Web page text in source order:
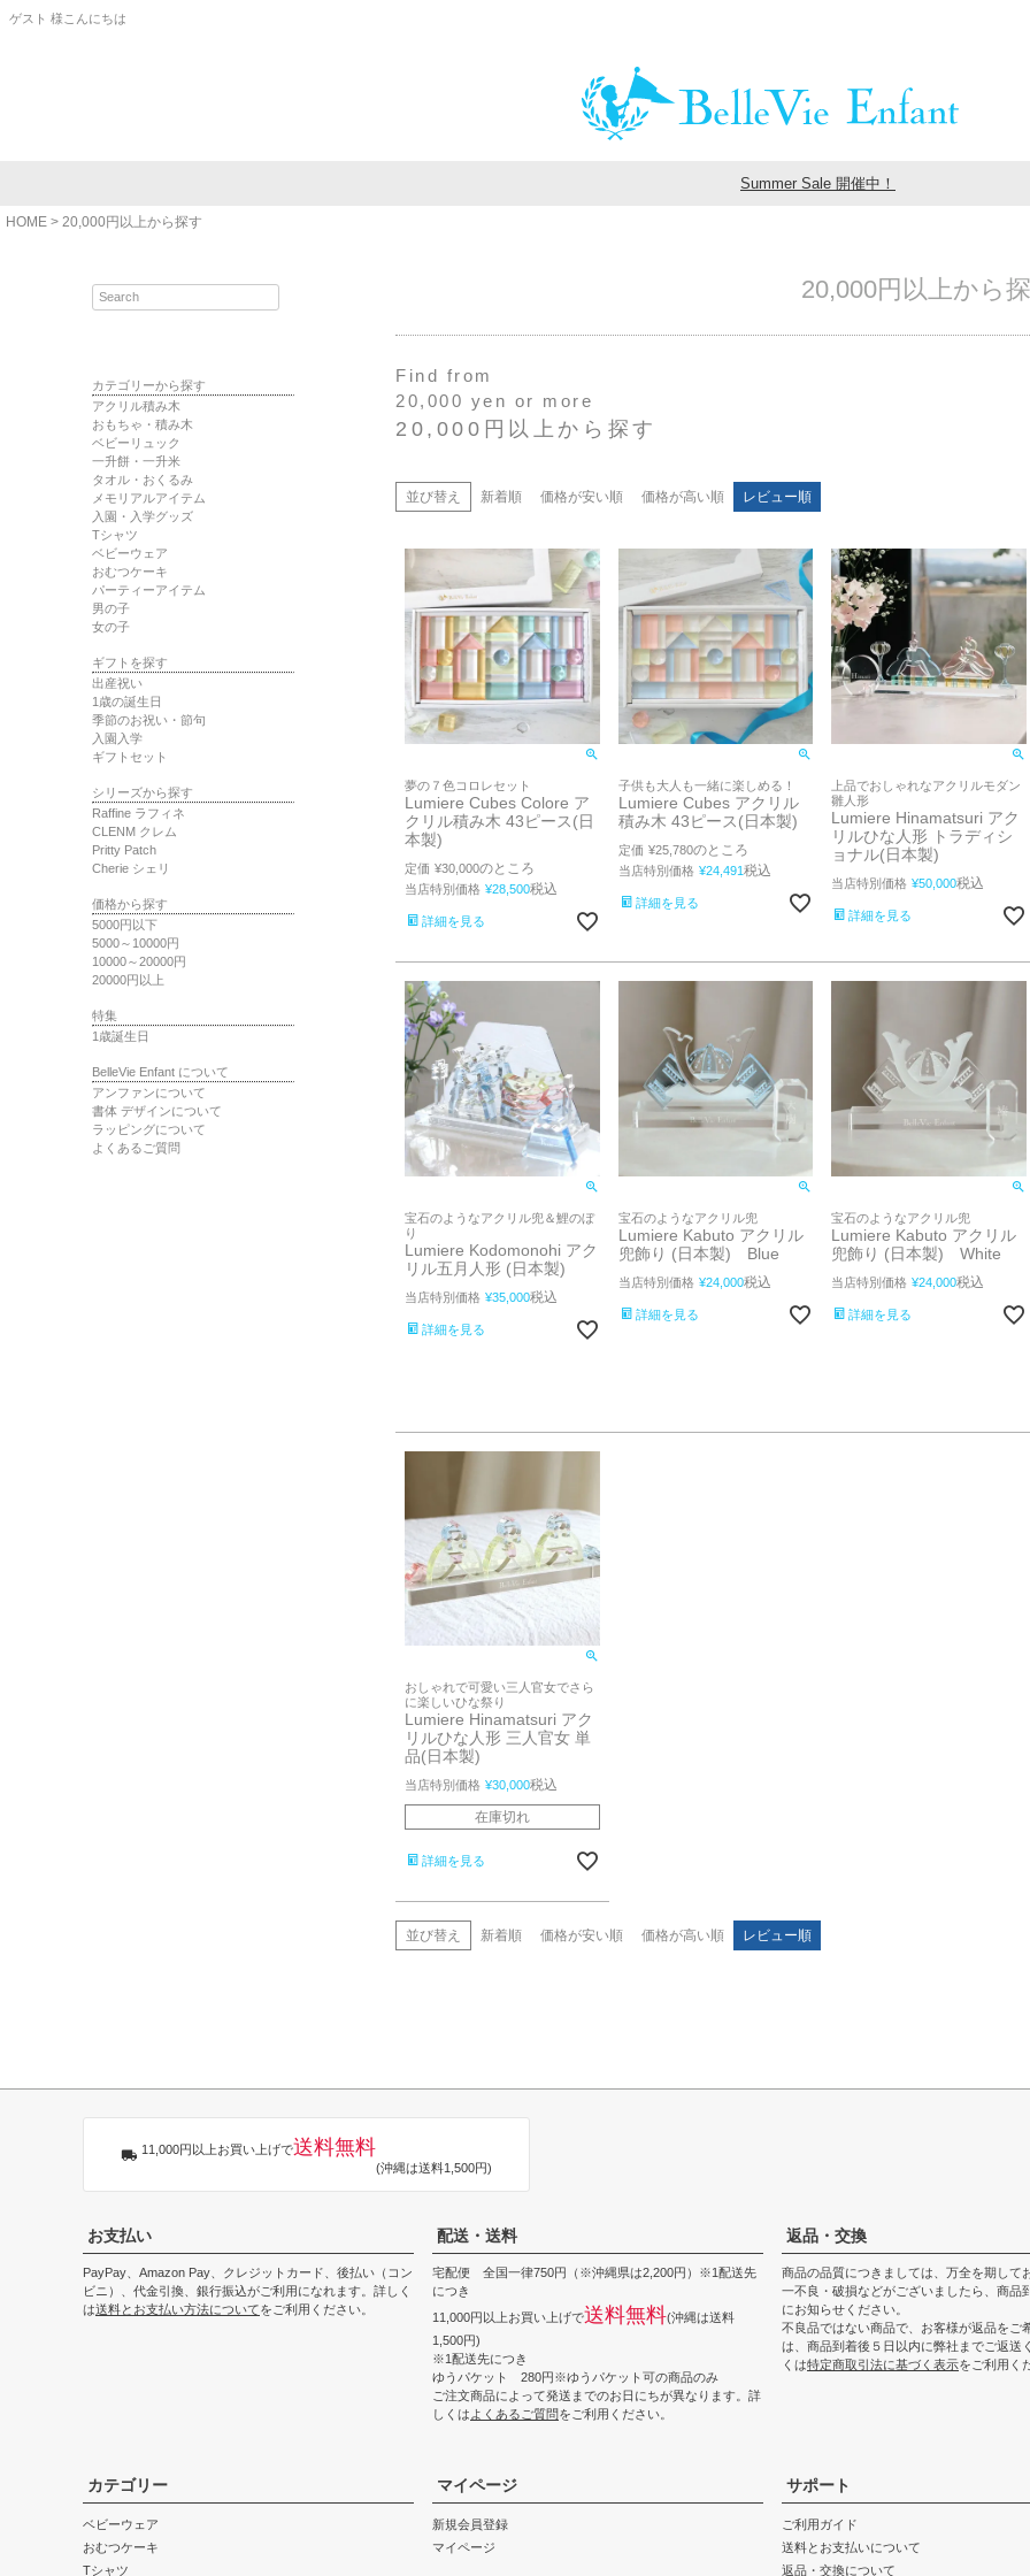
ゲスト 様こんにちは
Summer Sale 開催中！
HOME 20,000円以上から探す
カテゴリーから探す
アクリル積み木
おもちゃ・積み木
ベビーリュック
一升餅・一升米
タオル・おくるみ
メモリアルアイテム
入園・入学グッズ
Tシャツ
ベビーウェア
おむつケーキ
パーティーアイテム
男の子
女の子
ギフトを探す
出産祝い
1歳の誕生日
季節のお祝い・節句
入園入学
ギフトセット
シリーズから探す
Raffine ラフィネ
CLENM クレム
Pritty Patch
Cherie シェリ
価格から探す
5000円以下
5000～10000円
10000～20000円
20000円以上
特集
1歳誕生日
BelleVie Enfant について
アンファンについて
書体 デザインについて
ラッピングについて
よくあるご質問
20,000円以上から
Find from
20,000 yen or more
20,000円以上から探す
並び替え 新着順 価格が安い順 価格が高い順 レビュー順
夢の７色コロレセット
Lumiere Cubes Colore ア
クリル積み木 43ピース(日
本製)
定価 ¥30,000のところ
当店特別価格 ¥28,500税込
詳細を見る
子供も大人も一緒に楽しめる！
Lumiere Cubes アクリル
積み木 43ピース(日本製)
定価 ¥25,780のところ
当店特別価格 ¥24,491税込
詳細を見る
上品でおしゃれなアクリルモダン
雛人形
Lumiere Hinamatsuri アク
リルひな人形 トラディシ
ョナル(日本製)
当店特別価格 ¥50,000税込
詳細を見る
宝石のようなアクリル兜＆鯉のぼ
り
Lumiere Kodomonohi アク
リル五月人形 (日本製)
当店特別価格 ¥35,000税込
詳細を見る
宝石のようなアクリル兜
Lumiere Kabuto アクリル
兜飾り (日本製) Blue
当店特別価格 ¥24,000税込
詳細を見る
宝石のようなアクリル兜
Lumiere Kabuto アクリル
兜飾り (日本製) White
当店特別価格 ¥24,000税込
詳細を見る
おしゃれで可愛い三人官女でさら
に楽しいひな祭り
Lumiere Hinamatsuri アク
リルひな人形 三人官女 単
品(日本製)
当店特別価格 ¥30,000税込
在庫切れ
詳細を見る
並び替え 新着順 価格が安い順 価格が高い順 レビュー順
11,000円以上お買い上げで送料無料
(沖縄は送料1,500円)
お支払い
PayPay、Amazon Pay、クレジットカード、後払い（コン
ビニ）、代金引換、銀行振込がご利用になれます。詳しく
は送料とお支払い方法についてをご利用ください。
配送・送料
宅配便 全国一律750円（※沖縄県は2,200円）※1配送先
につき
11,000円以上お買い上げで送料無料(沖縄は送料
1,500円)
※1配送先につき
ゆうパケット 280円※ゆうパケット可の商品のみ
ご注文商品によって発送までのお日にちが異なります。詳
しくは よくあるご質問をご利用ください。
返品・交換
商品の品質につきましては、万全を期して
一不良・破損などがございましたら、商品
にお知らせください。
不良品ではない商品で、お客様が返品をご
は、商品到着後５日以内に弊社までご返送
くは特定商取引法に基づく表示をご利用く
カテゴリー
ベビーウェア
おむつケーキ
Tシャツ
マイページ
新規会員登録
マイページ
サポート
ご利用ガイド
送料とお支払いについて
返品・交換について